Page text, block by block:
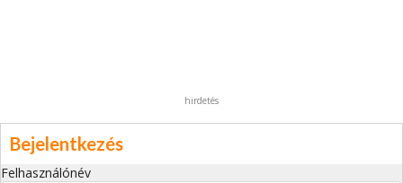
hirdetés
Bejelentkezés
Felhasználónév